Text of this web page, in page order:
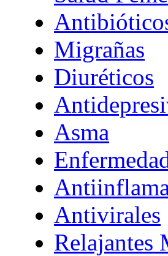
Migrañas
Diuréticos
Asma
Antivirales
Relajantes